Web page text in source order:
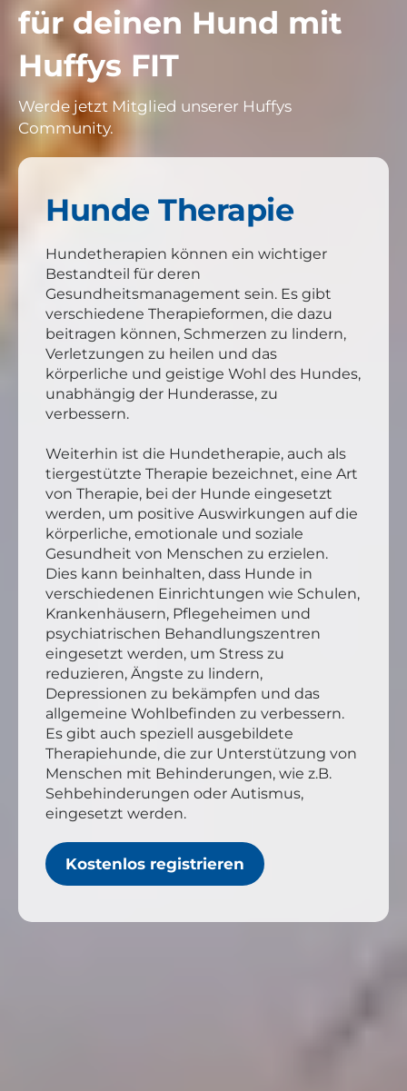
für deinen Hund mit
Huffys FIT
Werde jetzt Mitglied unserer Huffys
Community.
Hunde Therapie
Hundetherapien können ein wichtiger
Bestandteil für deren
Gesundheitsmanagement sein. Es gibt
verschiedene Therapieformen, die dazu
beitragen können, Schmerzen zu lindern,
Verletzungen zu heilen und das
körperliche und geistige Wohl des Hundes,
unabhängig der Hunderasse, zu
verbessern.
Weiterhin ist die Hundetherapie, auch als
tiergestützte Therapie bezeichnet, eine Art
von Therapie, bei der Hunde eingesetzt
werden, um positive Auswirkungen auf die
körperliche, emotionale und soziale
Gesundheit von Menschen zu erzielen.
Dies kann beinhalten, dass Hunde in
verschiedenen Einrichtungen wie Schulen,
Krankenhäusern, Pflegeheimen und
psychiatrischen Behandlungszentren
eingesetzt werden, um Stress zu
reduzieren, Ängste zu lindern,
Depressionen zu bekämpfen und das
allgemeine Wohlbefinden zu verbessern.
Es gibt auch speziell ausgebildete
Therapiehunde, die zur Unterstützung von
Menschen mit Behinderungen, wie z.B.
Sehbehinderungen oder Autismus,
eingesetzt werden.
Kostenlos registrieren